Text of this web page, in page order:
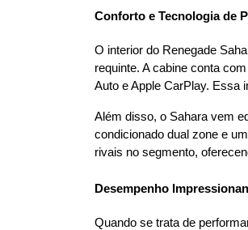
Conforto e Tecnologia de
O interior do Renegade
requinte. A cabine conta
Auto e Apple CarPlay. Essa
Além disso, o Sahara vem
condicionado dual zone e
rivais no segmento,
Desempenho
Quando se trata de